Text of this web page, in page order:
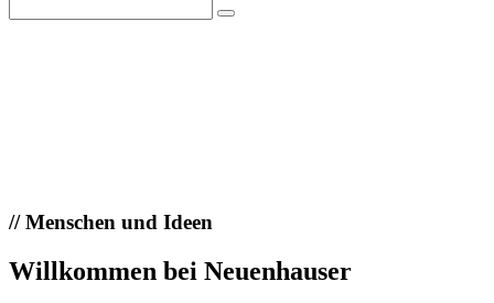
//Menschen und Ideen
Willkommen bei Neuenhauser